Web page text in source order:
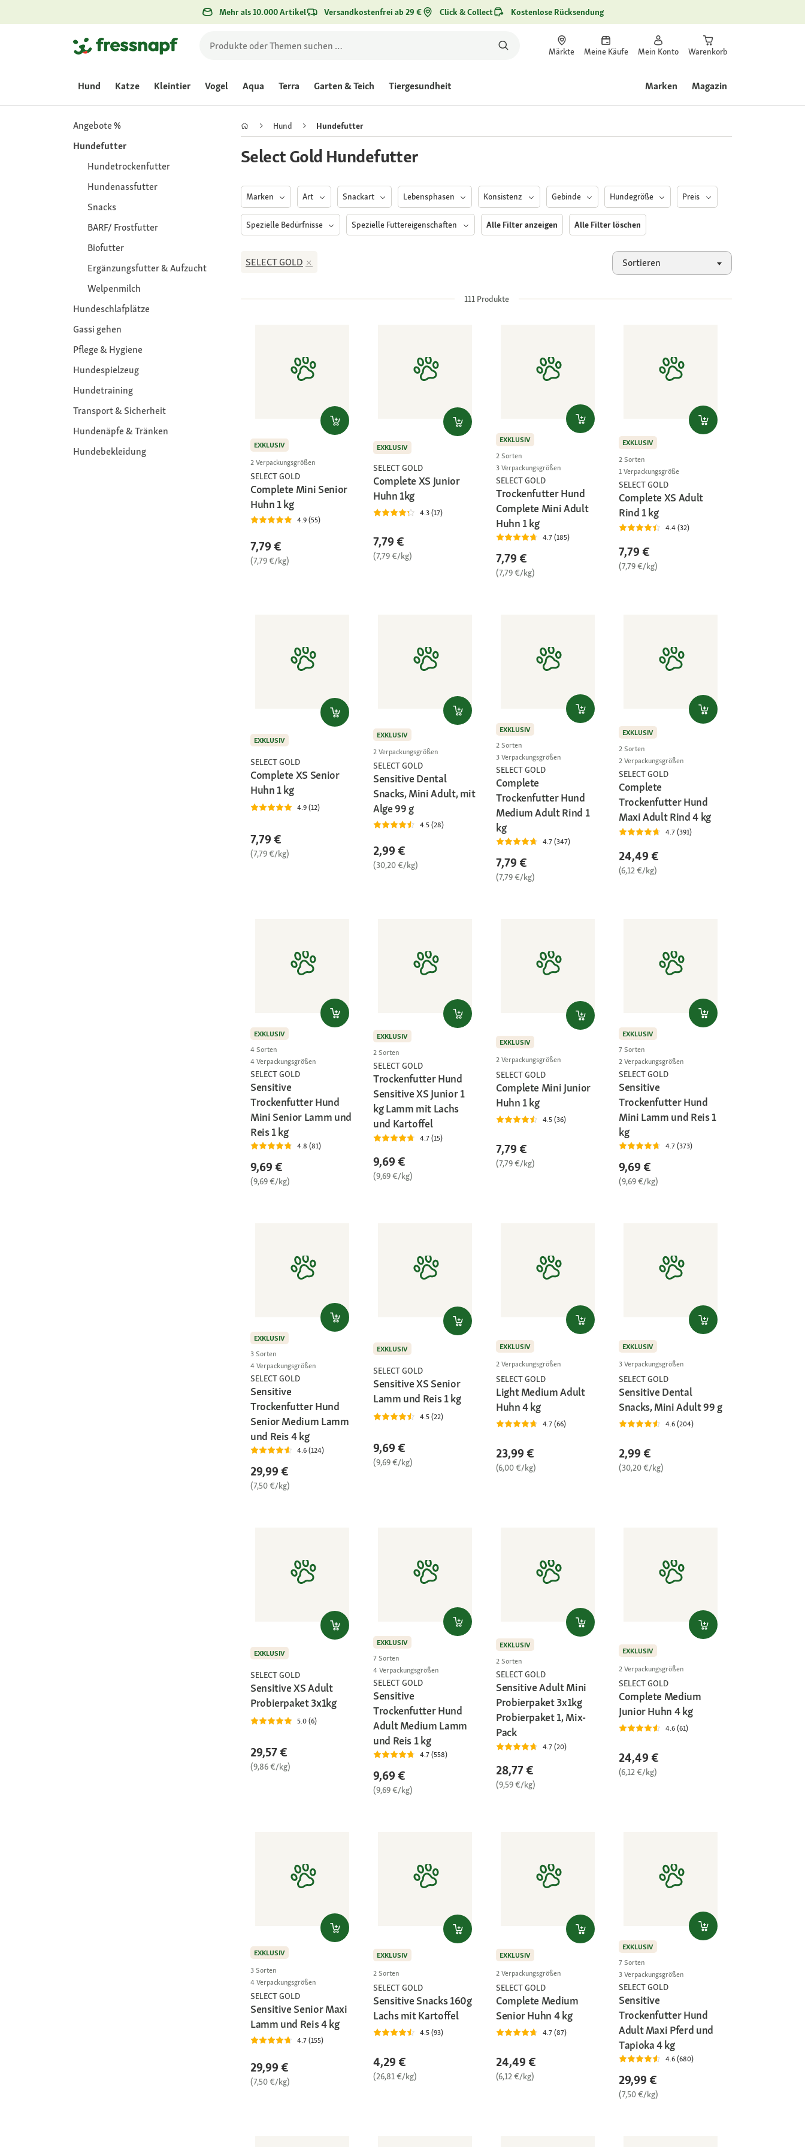
Mehr als 10.000 Artikel Versandkostenfrei ab 29 € Click & Collect Kostenlose Rücksendung
Märkte Meine Käufe Mein Konto Warenkorb
Hund Katze Kleintier Vogel Aqua Terra Garten & Teich Tiergesundheit Marken Magazin
Angebote %
Hundefutter
Hundetrockenfutter
Hundenassfutter
Snacks
BARF/ Frostfutter
Biofutter
Ergänzungsfutter & Aufzucht
Welpenmilch
Hundeschlafplätze
Gassi gehen
Pflege & Hygiene
Hundespielzeug
Hundetraining
Transport & Sicherheit
Hundenäpfe & Tränken
Hundebekleidung
Hund Hundefutter
Select Gold Hundefutter
Marken Art Snackart Lebensphasen Konsistenz Gebinde Hundegröße Preis
Spezielle Bedürfnisse Spezielle Futtereigenschaften Alle Filter anzeigen Alle Filter löschen
Sortieren
SELECT GOLD
111Produkte
EXKLUSIV
2 Verpackungsgrößen
SELECT GOLD
Complete Mini Senior
Huhn 1 kg
4.9 (55)
7,79 €
(7,79 €/kg)
EXKLUSIV
SELECT GOLD
Complete XS Junior
Huhn 1kg
4.3 (17)
7,79 €
(7,79 €/kg)
EXKLUSIV
2 Sorten
3 Verpackungsgrößen
SELECT GOLD
Trockenfutter Hund
Complete Mini Adult
Huhn 1 kg
4.7 (185)
7,79 €
(7,79 €/kg)
EXKLUSIV
2 Sorten
1 Verpackungsgröße
SELECT GOLD
Complete XS Adult
Rind 1 kg
4.4 (32)
7,79 €
(7,79 €/kg)
EXKLUSIV
SELECT GOLD
Complete XS Senior
Huhn 1 kg
4.9 (12)
7,79 €
(7,79 €/kg)
EXKLUSIV
2 Verpackungsgrößen
SELECT GOLD
Sensitive Dental
Snacks, Mini Adult, mit
Alge 99 g
4.5 (28)
2,99 €
(30,20 €/kg)
EXKLUSIV
2 Sorten
3 Verpackungsgrößen
SELECT GOLD
Complete
Trockenfutter Hund
Medium Adult Rind 1
kg
4.7 (347)
7,79 €
(7,79 €/kg)
EXKLUSIV
2 Sorten
2 Verpackungsgrößen
SELECT GOLD
Complete
Trockenfutter Hund
Maxi Adult Rind 4 kg
4.7 (391)
24,49 €
(6,12 €/kg)
EXKLUSIV
4 Sorten
4 Verpackungsgrößen
SELECT GOLD
Sensitive
Trockenfutter Hund
Mini Senior Lamm und
Reis 1 kg
4.8 (81)
9,69 €
(9,69 €/kg)
EXKLUSIV
2 Sorten
SELECT GOLD
Trockenfutter Hund
Sensitive XS Junior 1
kg Lamm mit Lachs
und Kartoffel
4.7 (15)
9,69 €
(9,69 €/kg)
EXKLUSIV
2 Verpackungsgrößen
SELECT GOLD
Complete Mini Junior
Huhn 1 kg
4.5 (36)
7,79 €
(7,79 €/kg)
EXKLUSIV
7 Sorten
2 Verpackungsgrößen
SELECT GOLD
Sensitive
Trockenfutter Hund
Mini Lamm und Reis 1
kg
4.7 (373)
9,69 €
(9,69 €/kg)
EXKLUSIV
3 Sorten
4 Verpackungsgrößen
SELECT GOLD
Sensitive
Trockenfutter Hund
Senior Medium Lamm
und Reis 4 kg
4.6 (124)
29,99 €
(7,50 €/kg)
EXKLUSIV
SELECT GOLD
Sensitive XS Senior
Lamm und Reis 1 kg
4.5 (22)
9,69 €
(9,69 €/kg)
EXKLUSIV
2 Verpackungsgrößen
SELECT GOLD
Light Medium Adult
Huhn 4 kg
4.7 (66)
23,99 €
(6,00 €/kg)
EXKLUSIV
3 Verpackungsgrößen
SELECT GOLD
Sensitive Dental
Snacks, Mini Adult 99 g
4.6 (204)
2,99 €
(30,20 €/kg)
EXKLUSIV
SELECT GOLD
Sensitive XS Adult
Probierpaket 3x1kg
5.0 (6)
29,57 €
(9,86 €/kg)
EXKLUSIV
7 Sorten
4 Verpackungsgrößen
SELECT GOLD
Sensitive
Trockenfutter Hund
Adult Medium Lamm
und Reis 1 kg
4.7 (558)
9,69 €
(9,69 €/kg)
EXKLUSIV
2 Sorten
SELECT GOLD
Sensitive Adult Mini
Probierpaket 3x1kg
Probierpaket 1, Mix-
Pack
4.7 (20)
28,77 €
(9,59 €/kg)
EXKLUSIV
2 Verpackungsgrößen
SELECT GOLD
Complete Medium
Junior Huhn 4 kg
4.6 (61)
24,49 €
(6,12 €/kg)
EXKLUSIV
3 Sorten
4 Verpackungsgrößen
SELECT GOLD
Sensitive Senior Maxi
Lamm und Reis 4 kg
4.7 (155)
29,99 €
(7,50 €/kg)
EXKLUSIV
2 Sorten
SELECT GOLD
Sensitive Snacks 160g
Lachs mit Kartoffel
4.5 (93)
4,29 €
(26,81 €/kg)
EXKLUSIV
2 Verpackungsgrößen
SELECT GOLD
Complete Medium
Senior Huhn 4 kg
4.7 (87)
24,49 €
(6,12 €/kg)
EXKLUSIV
7 Sorten
3 Verpackungsgrößen
SELECT GOLD
Sensitive
Trockenfutter Hund
Adult Maxi Pferd und
Tapioka 4 kg
4.6 (680)
29,99 €
(7,50 €/kg)